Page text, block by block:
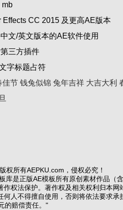
mb
Effects CC 2015 及更高AE版本
文/英文版本的AE软件使用
三方插件
字标题占符
佳节 钱兔似锦 兔年吉祥 大吉大利
权所有AEPKU.com，侵权必究！
库是正版AE模板所有原创素材作品（含
作权法保护。著作权及相关权利归本网
何人不得擅自使用，否则将依法要求承
的赔偿责任。"